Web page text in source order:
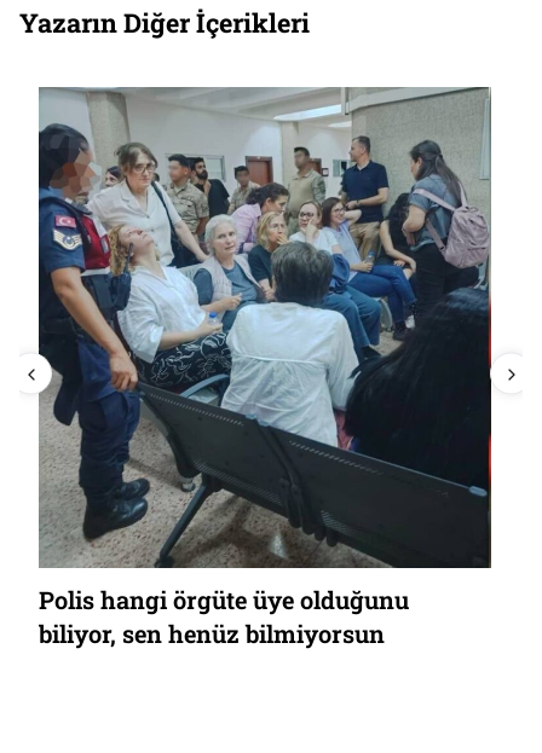
Yazarın Diğer İçerikleri
Polis hangi örgüte üye olduğunu
biliyor, sen henüz bilmiyorsun